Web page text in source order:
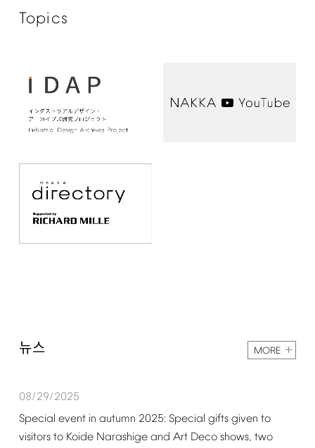
Topics
뉴스 MORE
08/29/2025
Special event in autumn 2025: Special gifts given to
visitors to Koide Narashige and Art Deco shows, two